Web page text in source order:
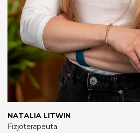
NATALIA LITWIN
Fizjoterapeuta